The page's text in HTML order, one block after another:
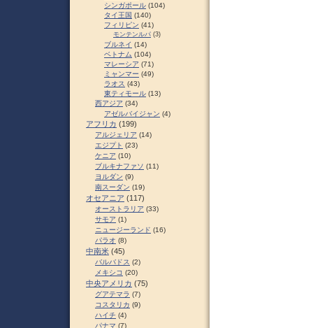
シンガポール (104)
タイ王国 (140)
フィリピン (41)
モンテンルパ (3)
ブルネイ (14)
ベトナム (104)
マレーシア (71)
ミャンマー (49)
ラオス (43)
東ティモール (13)
西アジア (34)
アゼルバイジャン (4)
アフリカ (199)
アルジェリア (14)
エジプト (23)
ケニア (10)
ブルキナファソ (11)
ヨルダン (9)
南スーダン (19)
オセアニア (117)
オーストラリア (33)
サモア (1)
ニュージーランド (16)
パラオ (8)
中南米 (45)
バルバドス (2)
メキシコ (20)
中央アメリカ (75)
グアテマラ (7)
コスタリカ (9)
ハイチ (4)
パナマ (7)